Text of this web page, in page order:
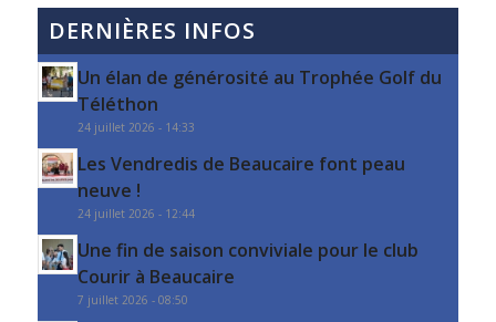
DERNIÈRES INFOS
Un élan de générosité au Trophée Golf du
Téléthon
24 juillet 2026 - 14:33
Les Vendredis de Beaucaire font peau
neuve !
24 juillet 2026 - 12:44
Une fin de saison conviviale pour le club
Courir à Beaucaire
7 juillet 2026 - 08:50